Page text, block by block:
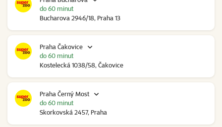
Bucharova 2946/18, Praha 13
do 60 minut
Praha Čakovice
Kostelecká 1038/58, Čakovice
do 60 minut
Praha Černý Most
Skorkovská 2457, Praha
do 60 minut